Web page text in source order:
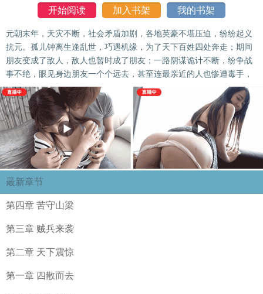
开始阅读 加入书架 我的书架
元朝末年，天灾不断，社会矛盾加剧，各地英豪不堪压迫，纷纷起义
抗元。孤儿钟离生逢乱世，巧遇机缘，为了天下百姓四处奔走；期间
朋友变成了敌人，敌人也暂时成了朋友；一路阴谋诡计不断，纷争战
事不绝，眼见身边朋友一个个远去，甚至连最亲近的人也惨遭毒手，
最新章节
第四章 苦守山梁
第三章 贼兵来袭
第二章 天下震惊
第一章 四散而去